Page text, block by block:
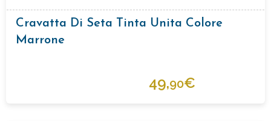
Cravatta Di Seta Tinta Unita Colore
Marrone
49,90€